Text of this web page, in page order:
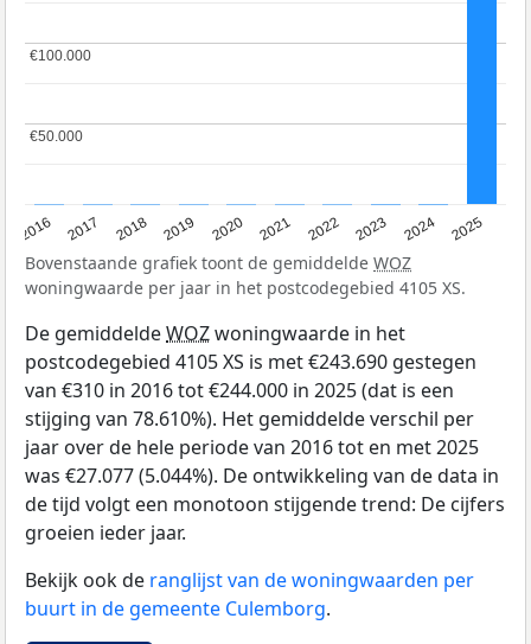
2016 2017 2018 2019 2020 2021 2022 2023 2024 2025
€50.000
€50.000
€100.000
€100.000
Bovenstaande grafiek toont de gemiddelde WOZ
woningwaarde per jaar in het postcodegebied 4105 XS.
De gemiddeldeWOZwoningwaarde in het
postcodegebied 4105 XS is met €243.690 gestegen
van €310 in 2016 tot €244.000 in 2025 (dat is een
stijging van 78.610%). Het gemiddelde verschil per
jaar over de hele periode van 2016 tot en met 2025
was €27.077 (5.044%). De ontwikkeling van de data in
de tijd volgt een monotoon stijgende trend: De cijfers
groeien ieder jaar.
Bekijk ook de ranglijst van de woningwaarden per
buurt in de gemeente Culemborg.